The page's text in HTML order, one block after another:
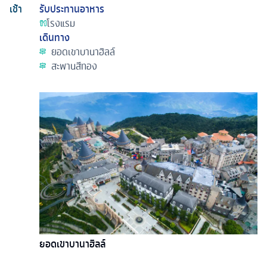
เช้า
รับประทานอาหาร
โรงแรม
เดินทาง
ยอดเขาบานาฮิลล์
สะพานสีทอง
ยอดเขาบานาฮิลล์